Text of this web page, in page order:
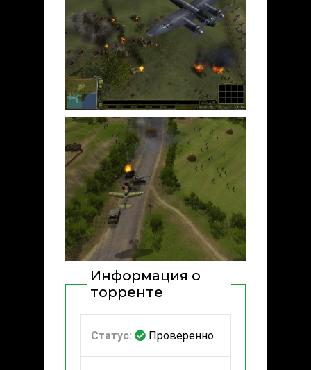
Информация о
торренте
Статус: Проверенно